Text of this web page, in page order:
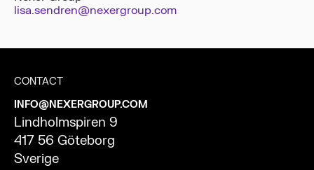
lisa.sendren@nexergroup.com
CONTACT
INFO@NEXERGROUP.COM
Lindholmspiren 9
417 56 Göteborg
Sverige